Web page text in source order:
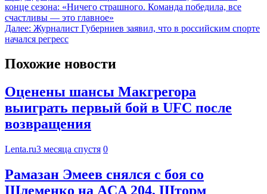
конце сезона: «Ничего страшного. Команда победила, все
счастливы — это главное»
Далее: Журналист Губерниев заявил, что в российским спорте
начался регресс
Похожие новости
Оценены шансы Макгрегора
выиграть первый бой в UFC после
возвращения
Lenta.ru3 месяца спустя 0
Рамазан Эмеев снялся с боя со
Шлеменко на ACA 204, Шторм